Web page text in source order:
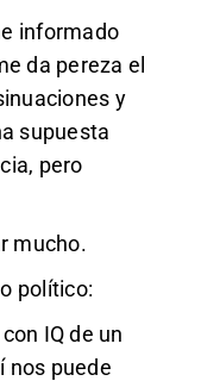
informado
da pereza el
y
supuesta
pero
mucho.
político:
IQ de un
nos puede